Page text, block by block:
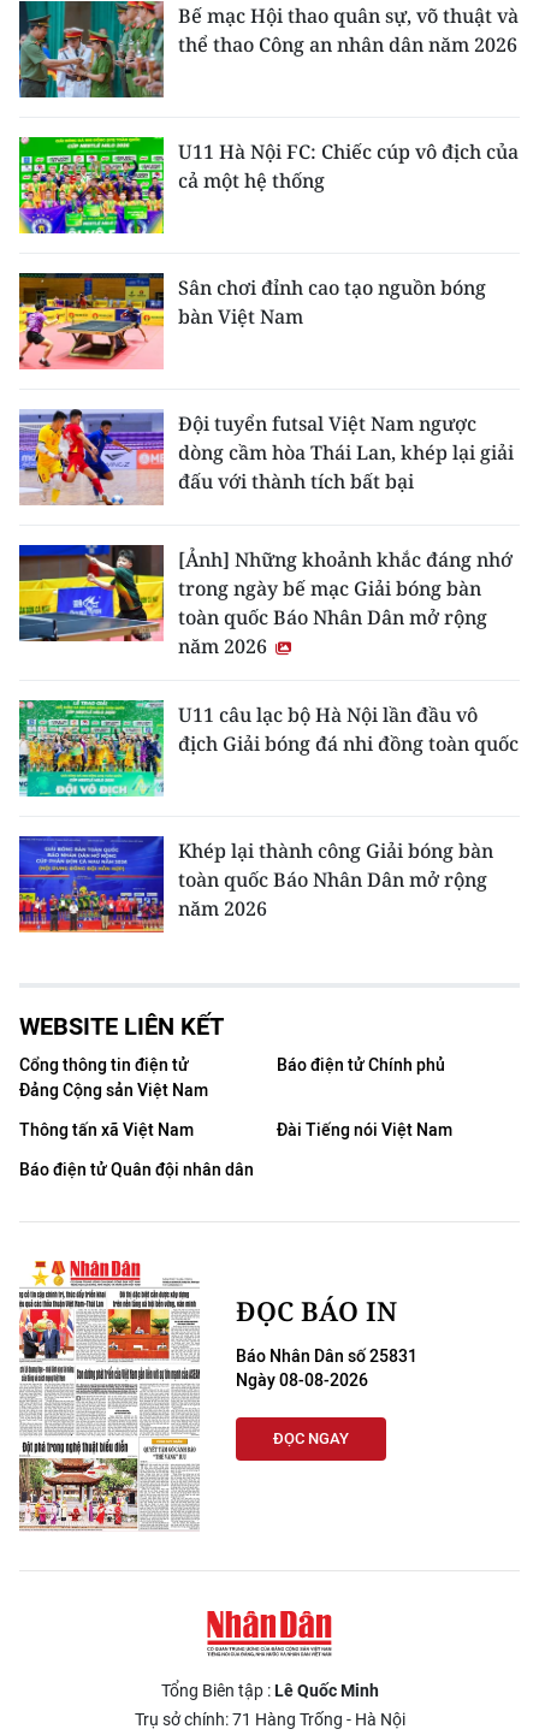
Bế mạc Hội thao quân sự, võ thuật và
thể thao Công an nhân dân năm 2026
U11 Hà Nội FC: Chiếc cúp vô địch của
cả một hệ thống
Sân chơi đỉnh cao tạo nguồn bóng
bàn Việt Nam
Đội tuyển futsal Việt Nam ngược
dòng cầm hòa Thái Lan, khép lại giải
đấu với thành tích bất bại
[Ảnh] Những khoảnh khắc đáng nhớ
trong ngày bế mạc Giải bóng bàn
toàn quốc Báo Nhân Dân mở rộng
năm 2026
U11 câu lạc bộ Hà Nội lần đầu vô
địch Giải bóng đá nhi đồng toàn quốc
Khép lại thành công Giải bóng bàn
toàn quốc Báo Nhân Dân mở rộng
năm 2026
WEBSITE LIÊN KẾT
Cổng thông tin điện tử
Đảng Cộng sản Việt Nam
Báo điện tử Chính phủ
Thông tấn xã Việt Nam
Đài Tiếng nói Việt Nam
Báo điện tử Quân đội nhân dân
ĐỌC BÁO IN
Báo Nhân Dân số 25831
Ngày 08-08-2026
ĐỌC NGAY
Tổng Biên tập :Lê Quốc Minh
Trụ sở chính: 71 Hàng Trống - Hà Nội